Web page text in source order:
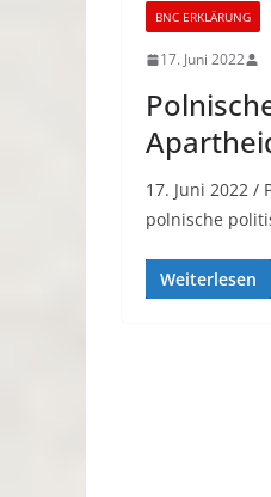
BNC ERKLÄRUNG
17. Juni 2022
17. Juni 2022 /
polnische
Weiterlesen